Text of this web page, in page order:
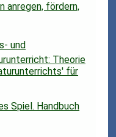
anregen, fördern,
und
Theorie
für
Spiel. Handbuch